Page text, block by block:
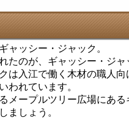
ャッシー・ジャック。
たのが、ギャッシー・ジ
は入江で働く木材の職人
われています。
メープルツリー広場にあ
ましょう。